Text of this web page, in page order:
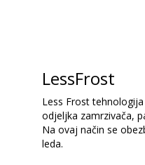
LessFrost
Less Frost
odjeljka zamrzivača,
Na ovaj način se
leda.